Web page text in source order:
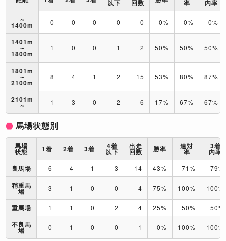
以下 回数 率
内率
～
1400m 0 0 0 0 0 0% 0% 0%
1401m
～
1800m
1 0 0 1 2 50% 50% 50%
1801m
～
2100m
8 4 1 2 15 53% 80% 87%
2101m
～ 1 3 0 2 6 17% 67% 67%
馬場状態別
馬場
状態 1着 2着 3着 4着
以下
出走
回数 勝率 連対
率
3着
内率
良馬場
6 4 1 3 14 43% 71% 79%
稍重馬
場 3 1 0 0 4 75% 100% 100%
重馬場 1 1 0 2 4 25% 50% 50%
不良馬
場 0 1 0 0 1 0% 100% 100%